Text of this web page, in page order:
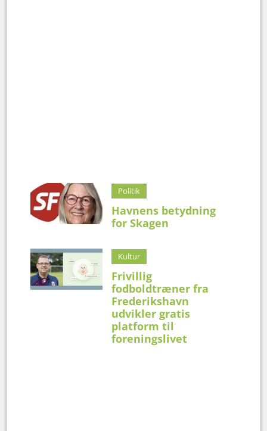
Politik
Havnens betydning
for Skagen
Kultur
Frivillig
fodboldtræner fra
Frederikshavn
udvikler gratis
platform til
foreningslivet